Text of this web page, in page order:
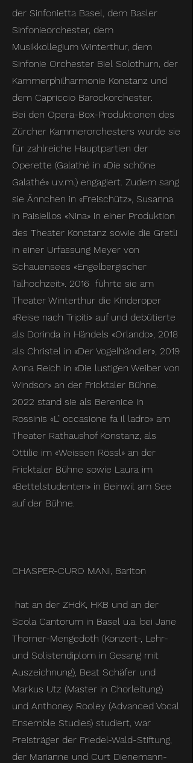
der Sinfonietta Basel, dem Basler
Sinfonieorchester, dem
Musikkollegium Winterthur, dem
Sinfonie Orchester Biel Solothurn, der
Kammerphilharmonie Konstanz und
dem Capriccio Barockorchester.
Bei den Opera-Box-Produktionen des
Zürcher Kammerorchesters wurde sie
für zahlreiche Hauptpartien der
Operette (Galathé in «Die schöne
Galathé» u.v.m.) engagiert. Zudem sang
sie Ännchen in «Freischütz», Susanna
in Paisiellos «Nina» in einer Produktion
des Theater Konstanz sowie die Gretli
in einer Urfassung Meyer von
Schauensees «Engelbergischer
Talhochzeit». 2016 führte sie am
Theater Winterthur die Kinderoper
«Reise nach Tripiti» auf und debütierte
als Dorinda in Händels «Orlando», 2018
als Christel in «Der Vogelhändler», 2019
Anna Reich in «Die lustigen Weiber von
Windsor» an der Fricktaler Bühne.
2022 stand sie als Berenice in
Rossinis «L’ occasione fa il ladro» am
Theater Rathaushof Konstanz, als
Ottilie im «Weissen Rössl» an der
Fricktaler Bühne sowie Laura im
«Bettelstudenten» in Beinwil am See
auf der Bühne.
CHASPER-CURO MANI, Bariton
hat an der ZHdK, HKB und an der
Scola Cantorum in Basel u.a. bei Jane
Thorner-Mengedoth (Konzert-, Lehr-
und Solistendiplom in Gesang mit
Auszeichnung), Beat Schäfer und
Markus Utz (Master in Chorleitung)
und Anthoney Rooley (Advanced Vocal
Ensemble Studies) studiert, war
Preisträger der Friedel-Wald-Stiftung,
der Marianne und Curt Dienemann-